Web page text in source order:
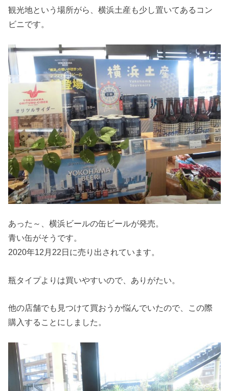
観光地という場所がら、横浜土産も少し置いてあるコン
ビニです。
あった～、横浜ビールの缶ビールが発売。
青い缶がそうです。
2020年12月22日に売り出されています。
瓶タイプよりは買いやすいので、ありがたい。
他の店舗でも見つけて買おうか悩んでいたので、この際
購入することにしました。